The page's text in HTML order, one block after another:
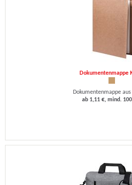
Dokumentenmappe
Dokumentenmappe aus
ab 1,11 €, mind.